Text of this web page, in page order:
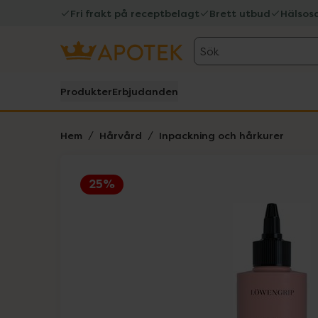
Fri frakt på receptbelagt Brett utbud
Sök
ProdukterErbjudanden
Hem Hårvård Inpackning och hårkurer
25%
Lista: . Innehåller 1 objekt.